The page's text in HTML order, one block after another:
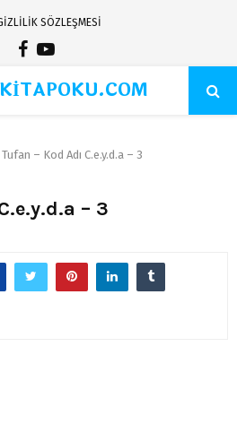
SÖZLEŞMESİ
Facebook
Youtube
Tufan – Kod Adı C.e.y.d.a – 3
– 3